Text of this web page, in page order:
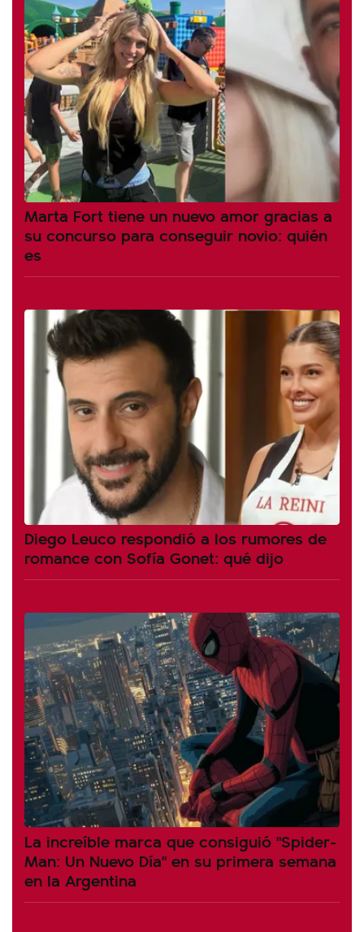
Marta Fort tiene un nuevo amor gracias a
su concurso para conseguir novio: quién
es
Diego Leuco respondió a los rumores de
romance con Sofía Gonet: qué dijo
La increíble marca que consiguió "Spider-
Man: Un Nuevo Día" en su primera semana
en la Argentina